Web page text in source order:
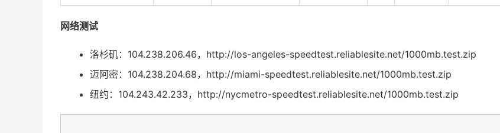
网络测试
洛杉矶：104.238.206.46，http://los-angeles-speedtest.reliablesite.net/1000mb.test.zip
迈阿密：104.238.204.68，http://miami-speedtest.reliablesite.net/1000mb.test.zip
纽约：104.243.42.233，http://nycmetro-speedtest.reliablesite.net/1000mb.test.zip